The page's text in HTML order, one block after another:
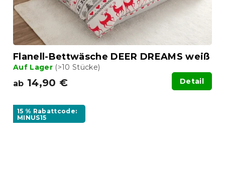
Flanell-Bettwäsche DEER DREAMS weiß
Auf Lager (>10 Stücke)
ab 14,90 € Detail
15 % Rabattcode:
MINUS15